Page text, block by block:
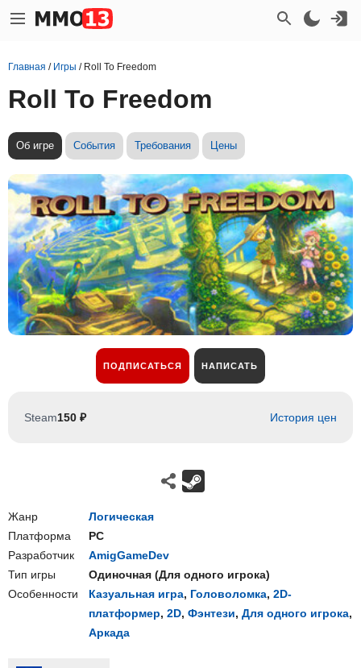
Главная / Игры / Roll To Freedom
Roll To Freedom
Об игре События Требования Цены
ПОДПИСАТЬСЯ НАПИСАТЬ
Steam150 ₽ История цен
Жанр
Логическая
Платформа
PC
Разработчик
AmigGameDev
Тип игры
Одиночная (Для одного игрока)
Особенности
Казуальная игра, Головоломка, 2D-
платформер, 2D, Фэнтези, Для одного игрока,
Аркада